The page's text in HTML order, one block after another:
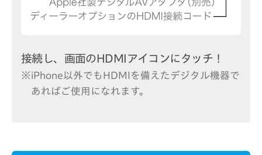
接続し、画面のHDMIアイコンにタッチ！
※iPhone以外でもHDMIを備えたデジタル機器で
あればご使用になれます。